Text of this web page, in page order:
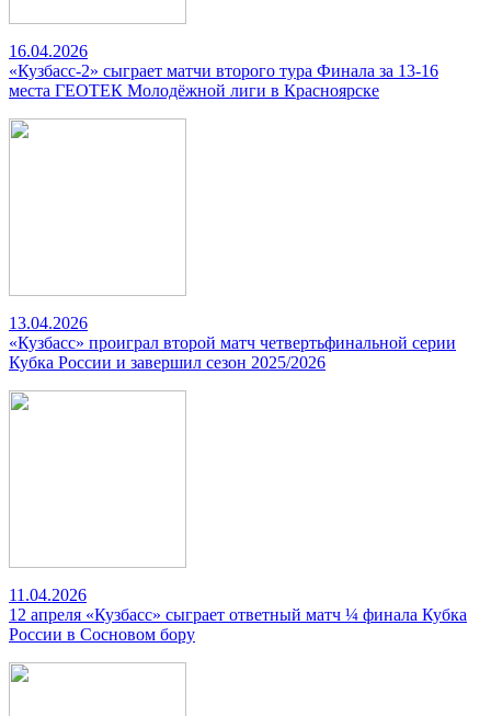
16.04.2026
«Кузбасс-2» сыграет матчи второго тура Финала за 13-16
места ГЕОТЕК Молодёжной лиги в Красноярске
13.04.2026
«Кузбасс» проиграл второй матч четвертьфинальной серии
Кубка России и завершил сезон 2025/2026
11.04.2026
12 апреля «Кузбасс» сыграет ответный матч ¼ финала Кубка
России в Сосновом бору